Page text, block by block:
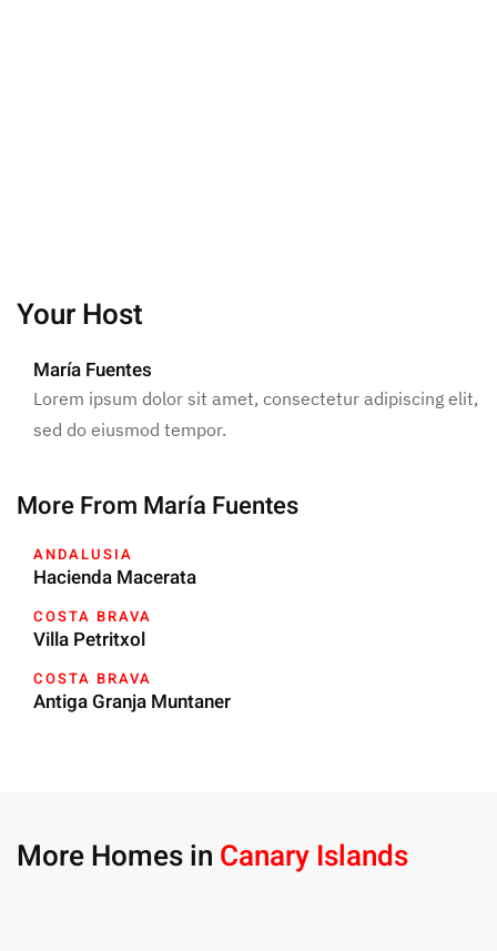
Your Host
María Fuentes
Lorem ipsum dolor sit amet, consectetur adipiscing elit,
sed do eiusmod tempor.
More From María Fuentes
ANDALUSIA
Hacienda Macerata
COSTA BRAVA
Villa Petritxol
COSTA BRAVA
Antiga Granja Muntaner
More Homes in Canary Islands